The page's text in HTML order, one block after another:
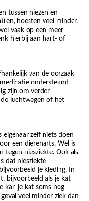
tussen niezen en
hoesten veel minder.
vaak op een meer
hierbij aan hart- of
van de oorzaak
ondersteund
zijn om verder
de luchtwegen of het
eigenaar zelf niets doen
een dierenarts. Wel is
tegen niesziekte. Ook als
dat niesziekte
je kleding. In
bijvoorbeeld als je kat
kan je kat soms nog
veel minder ziek dan